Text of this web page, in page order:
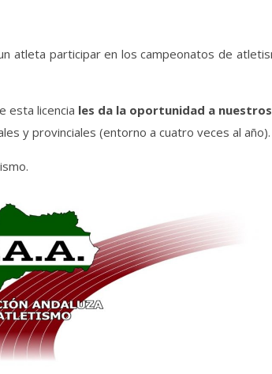
atleta participar en los campeonatos de
esta licencia les da la oportunidad a
y provinciales (entorno a cuatro veces al año).